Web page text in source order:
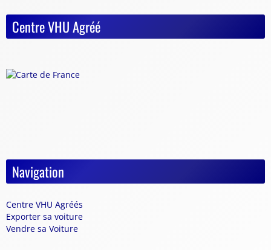
Centre VHU Agréé
Navigation
Centre VHU Agréés
Exporter sa voiture
Vendre sa Voiture